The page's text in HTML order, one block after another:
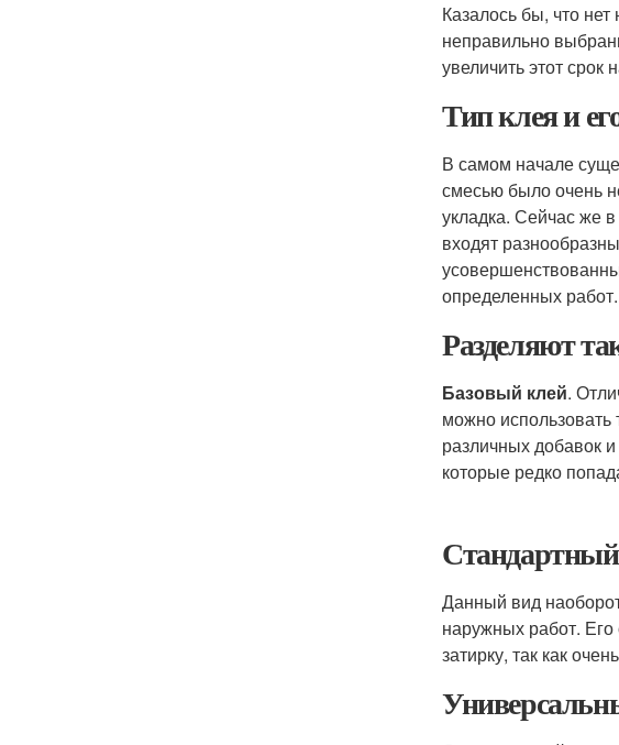
Казалось бы, что
неправильно
увеличить этот
Тип клея и
В самом начале
смесью было очень
укладка. Сейчас же
входят
определенных
Разделяют
Базовый клей.
можно
различных добавок
которые редко
Данный вид
наружных работ. Его
затирку, так как